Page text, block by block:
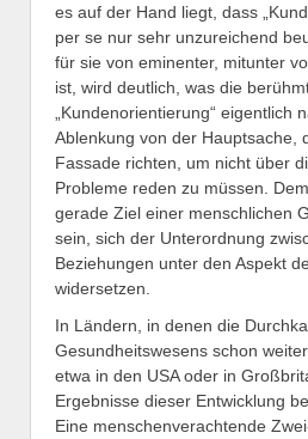
es auf der Hand liegt, dass
per se nur sehr unzureichend
für sie von eminenter, mitunter
ist, wird deutlich, was die
„Kundenorientierung“ eigentlich
Ablenkung von der Hauptsache,
Fassade richten, um nicht über
Probleme reden zu müssen.
gerade Ziel einer menschlichen
sein, sich der Unterordnung
Beziehungen unter den Aspekt
widersetzen.
In Ländern, in denen die
Gesundheitswesens schon
etwa in den USA oder in
Ergebnisse dieser Entwicklung
Eine menschenverachtende